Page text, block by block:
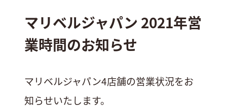
マリベルジャパン 2021年営
業時間のお知らせ
マリベルジャパン4店舗の営業状況をお
知らせいたします。